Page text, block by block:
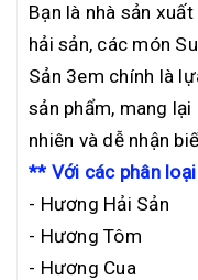
Bạn là nhà sản
hải sản, các món
Sản 3em chính là
sản phẩm, mang
nhiên và dễ nhận
** Với các phân
- Hương Hải Sản
- Hương Tôm
- Hương Cua